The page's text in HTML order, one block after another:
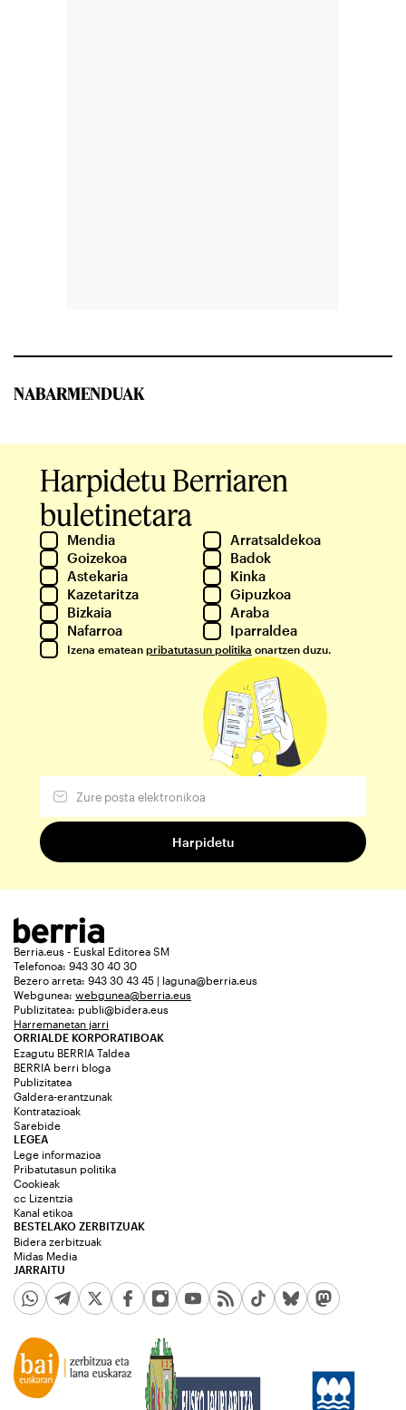
NABARMENDUAK
Harpidetu Berriaren
buletinetara
Mendia
Arratsaldekoa
Goizekoa
Badok
Astekaria
Kinka
Kazetaritza
Gipuzkoa
Bizkaia
Araba
Nafarroa
Iparraldea
Izena ematean pribatutasun politika onartzen duzu.
Berria.eus - Euskal Editorea SM
Telefonoa: 943 30 40 30
Bezero arreta: 943 30 43 45 | laguna@berria.eus
Webgunea: webgunea@berria.eus
Publizitatea: publi@bidera.eus
Harremanetan jarri
ORRIALDE KORPORATIBOAK
Ezagutu BERRIA Taldea
BERRIA berri bloga
Publizitatea
Galdera-erantzunak
Kontratazioak
Sarebide
JARRAITU
LEGEA
Lege informazioa
Pribatutasun politika
Cookieak
cc Lizentzia
Kanal etikoa
BESTELAKO ZERBITZUAK
Bidera zerbitzuak
Midas Media